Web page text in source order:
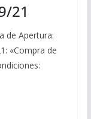
21
de Apertura:
«Compra de